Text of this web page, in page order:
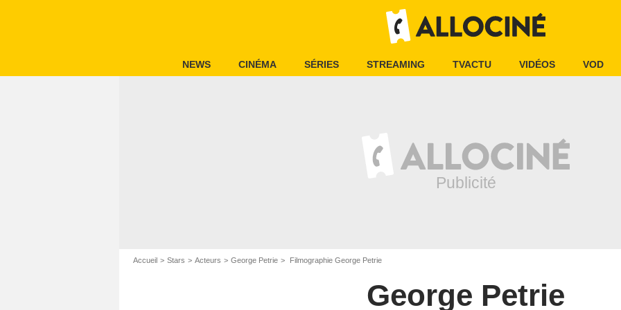
NEWS CINÉMA SÉRIES STREAMING TVACTU VIDÉOS VOD
Accueil Stars Acteurs George Petrie Filmographie George Petrie
George Petrie